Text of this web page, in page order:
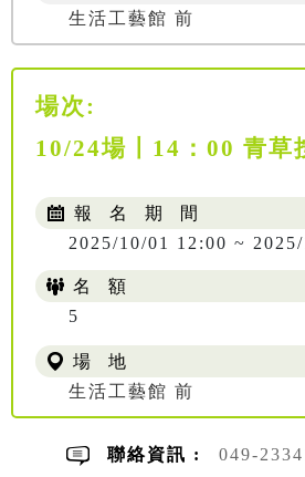
生活工藝館 前
場次:
10/24場〡14：00 青草
報 名 期 間
2025/10/01 12:00 ~
名 額
5
場 地
生活工藝館 前
聯絡資訊 : 049-